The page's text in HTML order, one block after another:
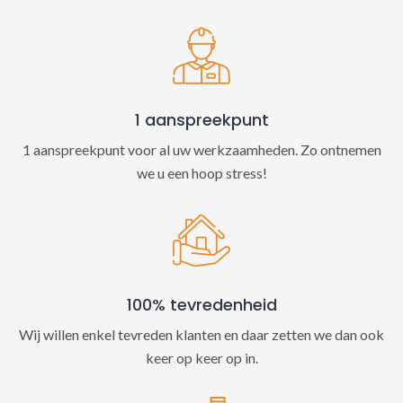
1 aanspreekpunt
1 aanspreekpunt voor al uw werkzaamheden. Zo ontnemen
we u een hoop stress!
100% tevredenheid
Wij willen enkel tevreden klanten en daar zetten we dan ook
keer op keer op in.